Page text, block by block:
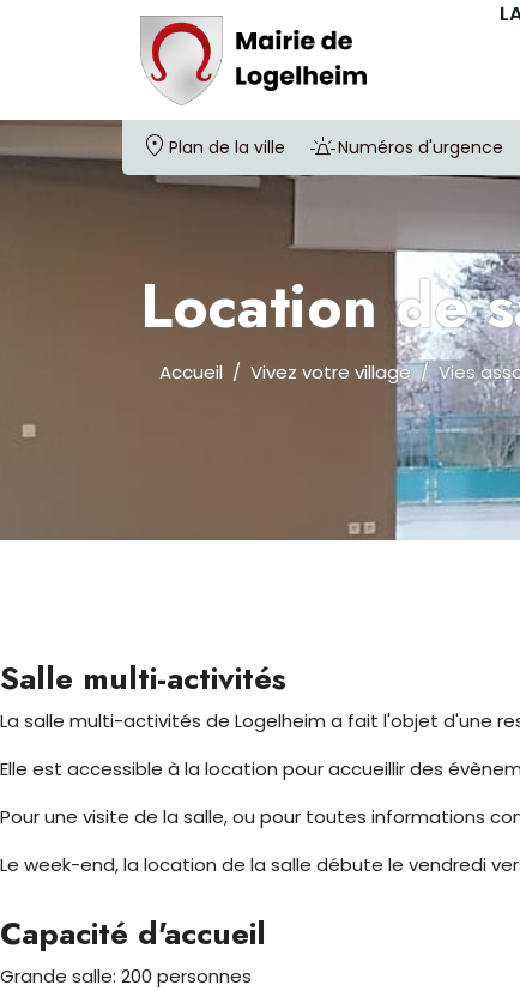
Plan de la ville Numéros d'urgence
Location de
Accueil Vivez votre village Vies
Salle multi-activités
La salle multi-activités de Logelheim a fait l'objet d'une
Elle est accessible à la location pour accueillir des
Pour une visite de la salle, ou pour toutes informations
Le week-end, la location de la salle débute le vendredi
Capacité d'accueil
Grande salle: 200 personnes